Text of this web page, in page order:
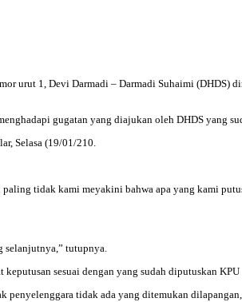
urut 1, Devi Darmadi – Darmadi Suhaimi (DHDS)
gugatan yang diajukan oleh DHDS yang
Selasa (19/01/210.
tidak kami meyakini bahwa apa yang kami
selanjutnya,” tutupnya.
sesuai dengan yang sudah diputuskan
tidak ada yang ditemukan